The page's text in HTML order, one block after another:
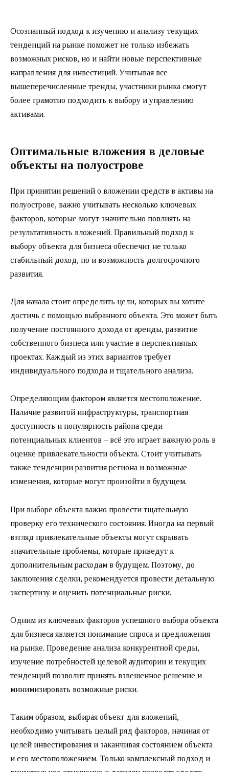
Осознанный подход к изучению и анализу текущих
тенденций на рынке поможет не только избежать
возможных рисков, но и найти новые перспективные
направления для инвестиций. Учитывая все
вышеперечисленные тренды, участники рынка смогут
более грамотно подходить к выбору и управлению
активами.
Оптимальные вложения в деловые
объекты на полуострове
При принятии решений о вложении средств в активы на
полуострове, важно учитывать несколько ключевых
факторов, которые могут значительно повлиять на
результативность вложений. Правильный подход к
выбору объекта для бизнеса обеспечит не только
стабильный доход, но и возможность долгосрочного
развития.
Для начала стоит определить цели, которых вы хотите
достичь с помощью выбранного объекта. Это может быть
получение постоянного дохода от аренды, развитие
собственного бизнеса или участие в перспективных
проектах. Каждый из этих вариантов требует
индивидуального подхода и тщательного анализа.
Определяющим фактором является местоположение.
Наличие развитой инфраструктуры, транспортная
доступность и популярность района среди
потенциальных клиентов – всё это играет важную роль в
оценке привлекательности объекта. Стоит учитывать
также тенденции развития региона и возможные
изменения, которые могут произойти в будущем.
При выборе объекта важно провести тщательную
проверку его технического состояния. Иногда на первый
взгляд привлекательные объекты могут скрывать
значительные проблемы, которые приведут к
дополнительным расходам в будущем. Поэтому, до
заключения сделки, рекомендуется провести детальную
экспертизу и оценить потенциальные риски.
Одним из ключевых факторов успешного выбора объекта
для бизнеса является понимание спроса и предложения
на рынке. Проведение анализа конкурентной среды,
изучение потребностей целевой аудитории и текущих
тенденций позволит принять взвешенное решение и
минимизировать возможные риски.
Таким образом, выбирая объект для вложений,
необходимо учитывать целый ряд факторов, начиная от
целей инвестирования и заканчивая состоянием объекта
и его местоположением. Только комплексный подход и